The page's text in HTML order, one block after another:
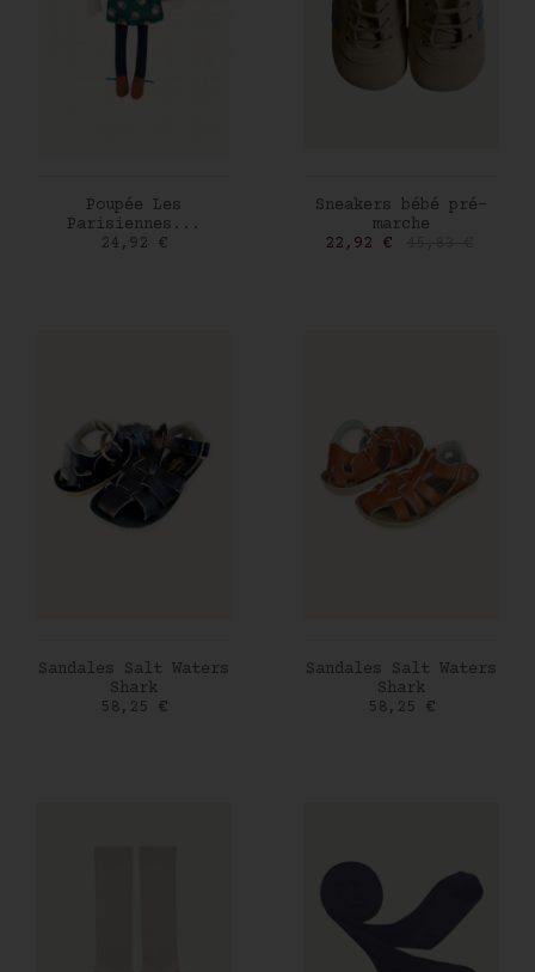
AJOUTER AU PANIER
Poupée Les
Parisiennes...
Prix
24,92 €
AJOUTER AU PANIER
Sneakers bébé pré-
marche
Prix
22,92 €
AJOUTER AU PANIER
Sandales Salt Waters
Shark
Prix
58,25 €
AJOUTER AU PANIER
Sandales Salt Waters
Shark
Prix
58,25 €